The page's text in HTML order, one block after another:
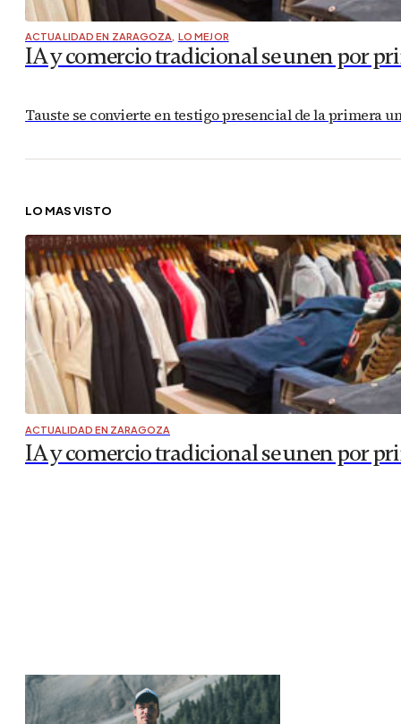
ACTUALIDAD EN ZARAGOZA, LO MEJOR
IA y comercio tradicional se unen por
Tauste se convierte en testigo presencial de la
LO MÁS VISTO
ACTUALIDAD EN ZARAGOZA
IA y comercio tradicional se unen por